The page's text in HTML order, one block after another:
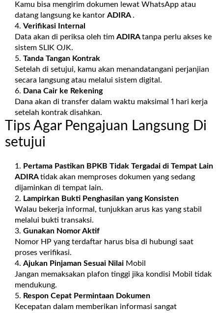
Kamu bisa mengirim dokumen lewat WhatsApp atau
datang langsung ke kantor ADIRA .
Verifikasi Internal
Data akan di periksa oleh tim ADIRAtanpa perlu akses ke
sistem SLIK OJK.
Tanda Tangan Kontrak
Setelah di setujui, kamu akan menandatangani perjanjian
secara langsung atau melalui sistem digital.
Dana Cair ke Rekening
Dana akan di transfer dalam waktu maksimal 1 hari kerja
setelah kontrak disahkan.
Tips Agar Pengajuan Langsung Di
setujui
Pertama Pastikan BPKB Tidak Tergadai di Tempat Lain
ADIRAtidak akan memproses dokumen yang sedang
dijaminkan di tempat lain.
Lampirkan Bukti Penghasilan yang Konsisten
Walau bekerja informal, tunjukkan arus kas yang stabil
melalui bukti transaksi.
Gunakan Nomor Aktif
Nomor HP yang terdaftar harus bisa di hubungi saat
proses verifikasi.
Ajukan Pinjaman Sesuai Nilai Mobil
Jangan memaksakan plafon tinggi jika kondisi Mobil tidak
mendukung.
Respon Cepat Permintaan Dokumen
Kecepatan dalam memberikan informasi sangat